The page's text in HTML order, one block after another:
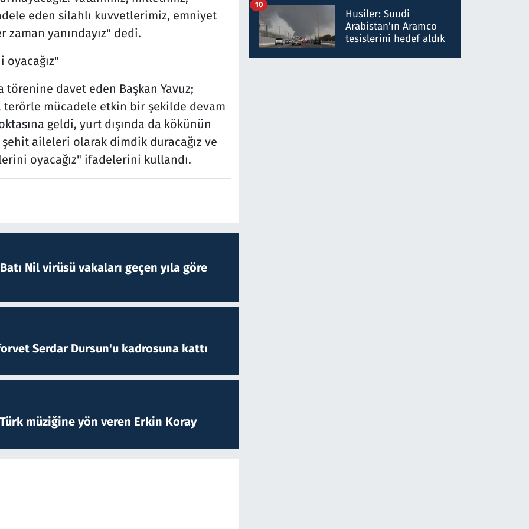
eden silahlı kuvvetlerimiz, emniyet
yanındayız" dedi.
oyacağız"
törenine davet eden Başkan Yavuz;
terörle mücadele etkin bir şekilde devam
geldi, yurt dışında da kökünün
aileleri olarak dimdik duracağız ve
oyacağız" ifadelerini kullandı.
Nil virüsü vakaları geçen yıla göre
Serdar Dursun'u kadrosuna kattı
müziğine yön veren Erkin Koray
talimat verdi, ben
gönderdim
Husiler: Suudi
Arabistan'ın Aramco
tesislerini hedef aldık
10